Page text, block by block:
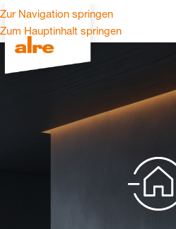
Zur Navigation springen
Zum Hauptinhalt springen